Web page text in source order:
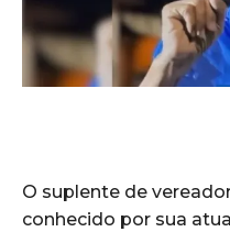
O suplente de
conhecido por sua